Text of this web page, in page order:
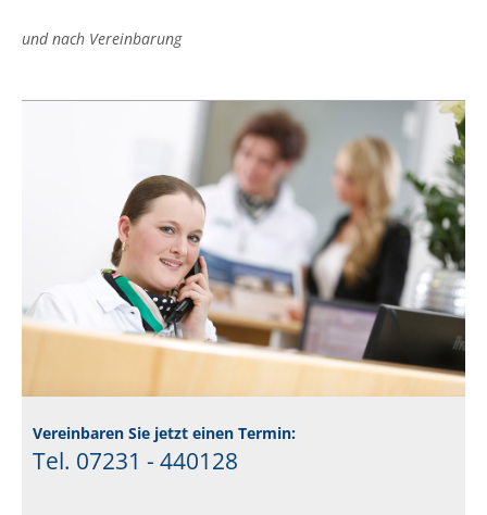
und nach Vereinbarung
Vereinbaren Sie jetzt einen Termin:
Tel. 07231 - 440128